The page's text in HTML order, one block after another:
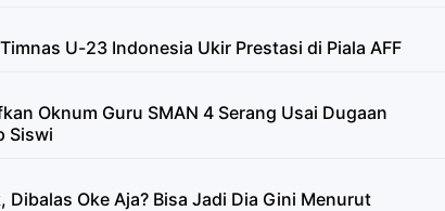
U-23 Indonesia Ukir Prestasi di Piala AFF
Oknum Guru SMAN 4 Serang Usai Dugaan
Siswi
Dibalas Oke Aja? Bisa Jadi Dia Gini Menurut